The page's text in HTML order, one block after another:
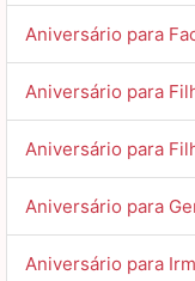
Aniversário para
Aniversário para
Aniversário para
Aniversário para
Aniversário para